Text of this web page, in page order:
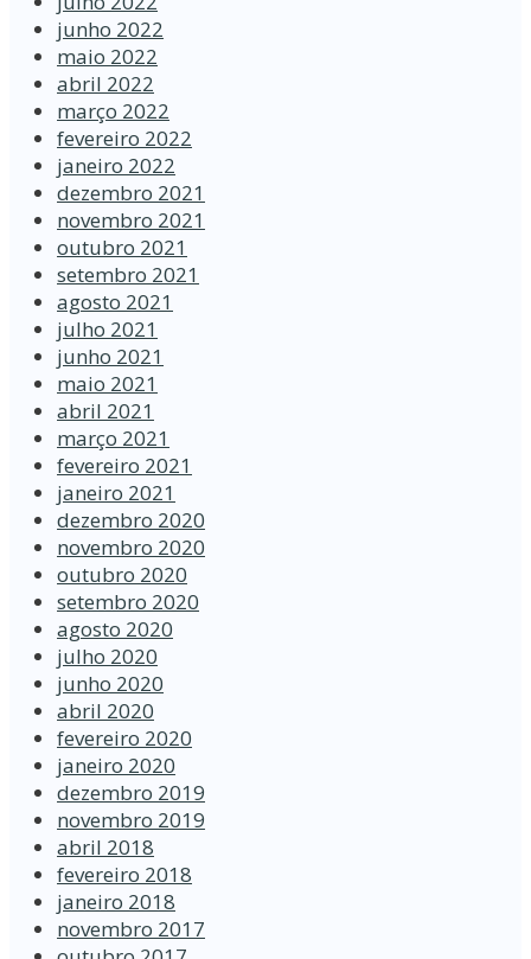
junho 2022
maio 2022
abril 2022
março 2022
fevereiro 2022
janeiro 2022
dezembro 2021
novembro 2021
outubro 2021
setembro 2021
agosto 2021
julho 2021
junho 2021
maio 2021
abril 2021
março 2021
fevereiro 2021
janeiro 2021
dezembro 2020
novembro 2020
outubro 2020
setembro 2020
agosto 2020
julho 2020
junho 2020
abril 2020
fevereiro 2020
janeiro 2020
dezembro 2019
novembro 2019
abril 2018
fevereiro 2018
janeiro 2018
novembro 2017